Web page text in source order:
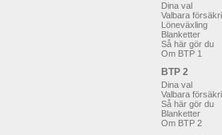
Dina val
Valbara
Löneväxling
Blanketter
Så här gör du
Om BTP 1
BTP 2
Dina val
Valbara
Så här gör du
Blanketter
Om BTP 2